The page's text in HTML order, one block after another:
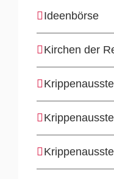
Ideenbörse
Kirchen der